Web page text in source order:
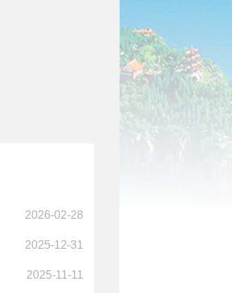
2026-02-28
2025-12-31
2025-11-11